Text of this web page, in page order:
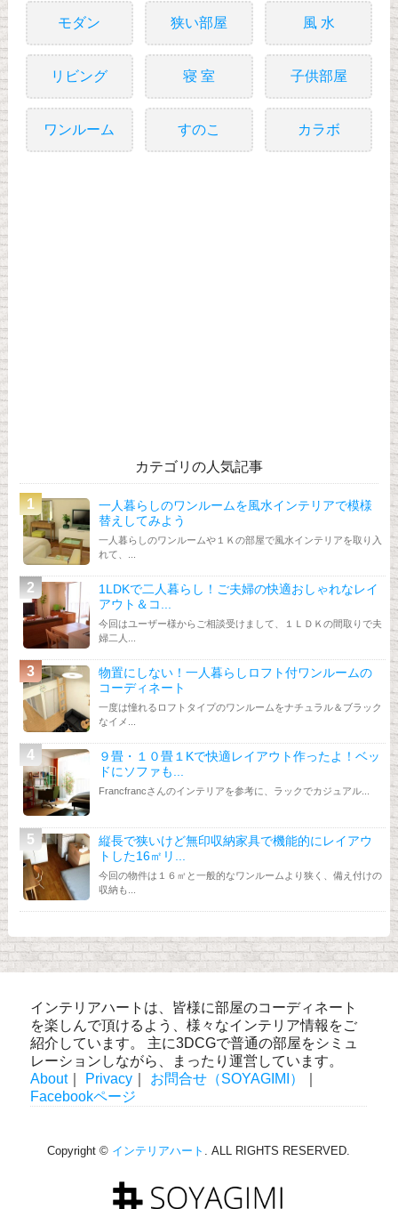
モダン 狭い部屋 風 水
リビング 寝 室 子供部屋
ワンルーム すのこ カラボ
カテゴリの人気記事
一人暮らしのワンルームを風水インテリアで模様
替えしてみよう
一人暮らしのワンルームや１Ｋの部屋で風水インテリアを取り入
れて、...
1LDKで二人暮らし！ご夫婦の快適おしゃれなレイ
アウト＆コ...
今回はユーザー様からご相談受けまして、１ＬＤＫの間取りで夫
婦二人...
物置にしない！一人暮らしロフト付ワンルームの
コーディネート
一度は憧れるロフトタイプのワンルームをナチュラル＆ブラック
なイメ...
９畳・１０畳１Kで快適レイアウト作ったよ！ベッ
ドにソファも...
Francfrancさんのインテリアを参考に、ラックでカジュアル...
縦長で狭いけど無印収納家具で機能的にレイアウ
トした16㎡リ...
今回の物件は１６㎡と一般的なワンルームより狭く、備え付けの
収納も...
インテリアハートは、皆様に部屋のコーディネート
を楽しんで頂けるよう、様々なインテリア情報をご
紹介しています。 主に3DCGで普通の部屋をシミュ
レーションしながら、まったり運営しています。
About｜ Privacy お問合せ（SOYAGIMI）
Facebookページ
Copyright © インテリアハート . ALL RIGHTS RESERVED.